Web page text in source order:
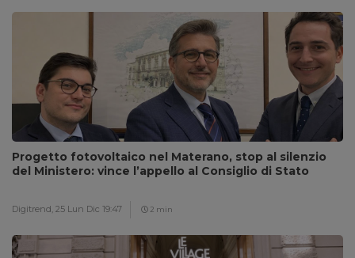
Progetto fotovoltaico nel Materano, stop al silenzio
del Ministero: vince l’appello al Consiglio di Stato
Digitrend, 25 Lun Dic 19:47 2 min